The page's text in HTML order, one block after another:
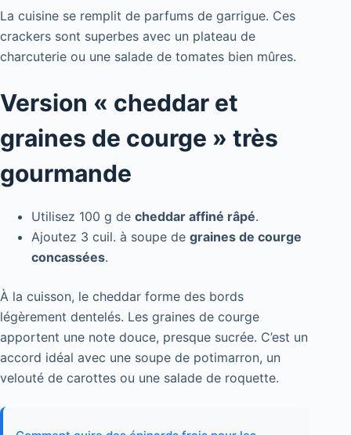
La cuisine se remplit de parfums de garrigue. Ces
crackers sont superbes avec un plateau de
charcuterie ou une salade de tomates bien mûres.
Version « cheddar et
graines de courge » très
gourmande
Utilisez 100 g de cheddar affiné râpé.
Ajoutez 3 cuil. à soupe de graines de courge
concassées.
À la cuisson, le cheddar forme des bords
légèrement dentelés. Les graines de courge
apportent une note douce, presque sucrée. C’est un
accord idéal avec une soupe de potimarron, un
velouté de carottes ou une salade de roquette.